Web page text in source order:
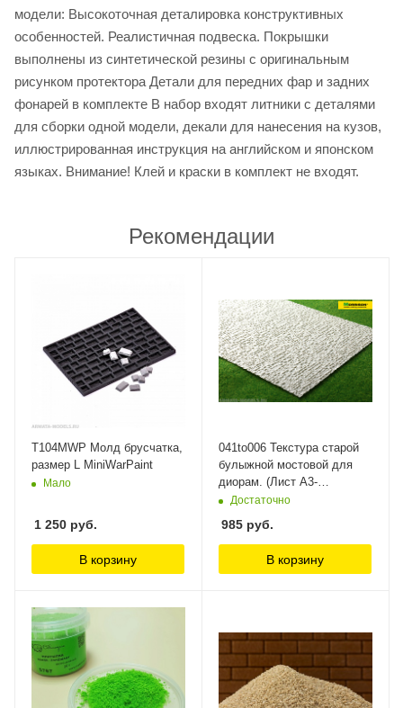
модели: Высокоточная деталировка конструктивных
особенностей. Реалистичная подвеска. Покрышки
выполнены из синтетической резины с оригинальным
рисунком протектора Детали для передних фар и задних
фонарей в комплекте В набор входят литники с деталями
для сборки одной модели, декали для нанесения на кузов,
иллюстрированная инструкция на английском и японском
языках. Внимание! Клей и краски в комплект не входят.
Рекомендации
T104MWP Молд брусчатка,
размер L MiniWarPaint
Мало
1 250 руб.
В корзину
041to006 Текстура старой
булыжной мостовой для
диорам. (Лист А3-
28см.х38см.) Morrison
Достаточно
985 руб.
В корзину